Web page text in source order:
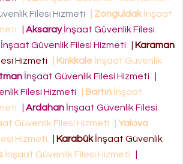
Filesi Hizmeti | Zonguldakİnşaat
| Aksarayİnşaat Güvenlik Filesi
İnşaat Güvenlik Filesi Hizmeti | Karaman
Hizmeti
| Kırıkkale İnşaat Güvenlik
İnşaat Güvenlik Filesi Hizmeti
|
Filesi Hizmeti | Bartın İnşaat
| Ardahan İnşaat Güvenlik Filesi
Güvenlik Filesi Hizmeti | Yalova
Hizmeti
| Karabükİnşaat Güvenlik
İnşaat Güvenlik Filesi Hizmeti
|